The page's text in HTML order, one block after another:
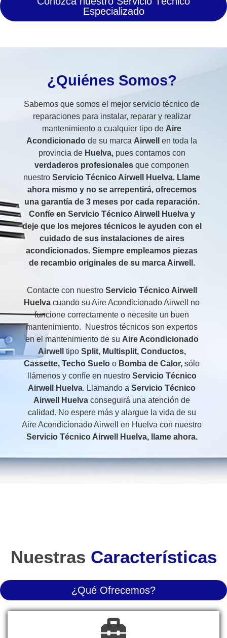
Especializado
¿Quiénes Somos?
Sabemos que somos el mejor servicio técnico de
reparaciones para instalar, reparar y realizar
mantenimiento a cualquier tipo de Aire
Acondicionado de su marca Airwell
en toda la
provincia de Huelva,pues contamos con
verdaderos profesionales que componen
nuestro Servicio Técnico Airwell Huelva. Llame
ahora mismo y no se arrepentirá, ofrecemos
una garantía de 3 meses por cada reparación.
Confíe en Servicio Técnico Airwell Huelva y
deje que los mejores técnicos le ayuden con el
cuidado de sus instalaciones de aires
acondicionados. Siempre empleamos piezas
de recambio originales de su marca Airwell.
Contacte con nuestro Servicio Técnico Airwell
Huelva cuando su Aire Acondicionado Airwell no
funcione correctamente o necesite un buen
mantenimiento. Nuestros técnicos son expertos
en el mantenimiento de su Aire Acondicionado
Airwell
tipo Split, Multisplit, Conductos,
Cassette, Techo Suelo o Bomba de Calor, sólo
llámenos y confíe en nuestro Servicio Técnico
Airwell Huelva. Llamando a Servicio Técnico
Airwell Huelva conseguirá una atención de
calidad. No espere más y alargue la vida de su
Aire Acondicionado Airwell en Huelva con nuestro
Servicio Técnico Airwell Huelva, llame ahora.
Nuestras Características
¿Qué Ofrecemos?